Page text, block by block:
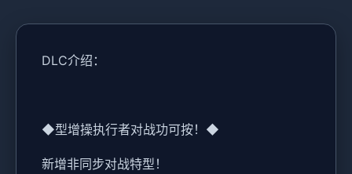
DLC介绍：
◆型增操执行者对战功可按！◆
新增非同步对战特型！